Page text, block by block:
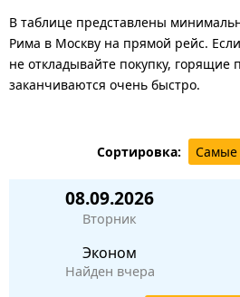
В таблице представлены
Рима в Москву на прямой рейс.
не откладывайте покупку, горящие
заканчиваются очень быстро.
Сортировка:
08.09.2026
Вторник
Эконом
Найден вчера